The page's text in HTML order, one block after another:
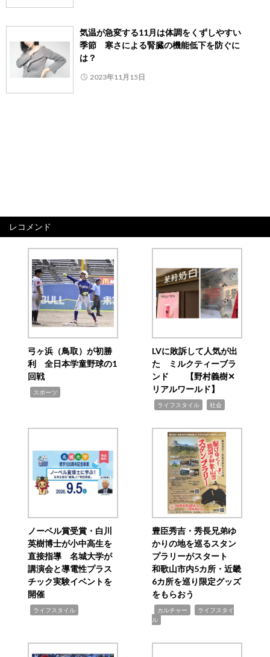
気温が急変する11月は体調をくずしやすい
季節 寒さによる腎臓の機能低下を防ぐに
は？
2023年11月15日
レコメンド
弓ヶ浜（鳥取）が初勝
利 全日本学童野球の1
回戦
スポーツ
LVに敗訴して人気が出
た ミルクティーブラ
ンド 【野村義樹✕
リアルワールド】
ライフスタイル 社会
ノーベル賞受賞・白川
英樹博士が小中高生を
直接指導 名城大学が
講演会と導電性プラス
チック実験イベントを
開催
ライフスタイル
豊臣秀吉・秀長兄弟ゆ
かりの地を巡るスタン
プラリーがスタート
和歌山市内5カ所・近畿
6カ所を巡り限定グッズ
をもらおう
カルチャー
ライフスタイ
ル